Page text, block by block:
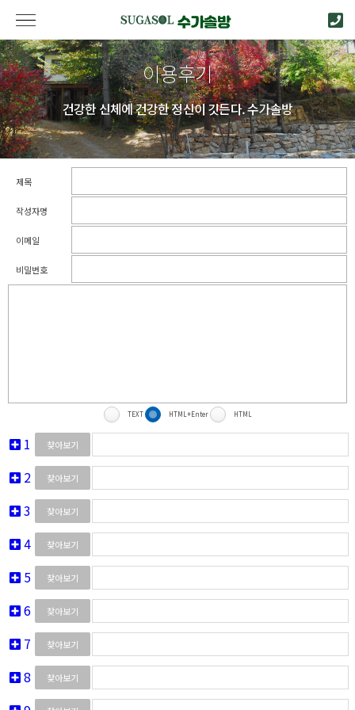
이용후기
건강한 신체에 건강한 정신이 깃든다. 수가솔방
제목
작성자명
이메일
비밀번호
TEXT HTML+Enter HTML
1 찾아보기
2 찾아보기
3 찾아보기
4 찾아보기
5 찾아보기
6 찾아보기
7 찾아보기
8 찾아보기